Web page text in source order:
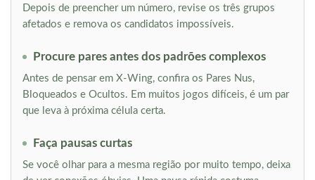
Depois de preencher um número, revise os três grupos
afetados e remova os candidatos impossíveis.
Procure pares antes dos padrões complexos
Antes de pensar em X-Wing, confira os Pares Nus,
Bloqueados e Ocultos. Em muitos jogos difíceis, é um par
que leva à próxima célula certa.
Faça pausas curtas
Se você olhar para a mesma região por muito tempo, deixa